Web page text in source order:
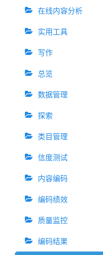
在线内容分析
实用工具
写作
总览
数据管理
探索
类目管理
信度测试
内容编码
编码绩效
质量监控
编码结果